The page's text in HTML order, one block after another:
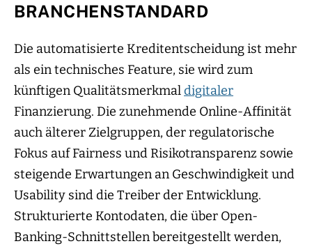
BRANCHENSTANDARD
Die automatisierte Kreditentscheidung ist mehr
als ein technisches Feature, sie wird zum
künftigen Qualitätsmerkmaldigitaler
Finanzierung. Die zunehmende Online-Affinität
auch älterer Zielgruppen, der regulatorische
Fokus auf Fairness und Risikotransparenz sowie
steigende Erwartungen an Geschwindigkeit und
Usability sind die Treiber der Entwicklung.
Strukturierte Kontodaten, die über Open-
Banking-Schnittstellen bereitgestellt werden,